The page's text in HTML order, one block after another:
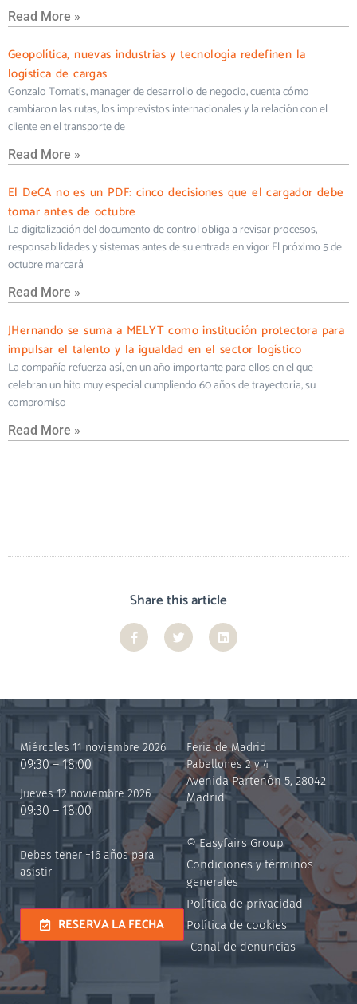
Read More »
Geopolítica, nuevas industrias y tecnología redefinen la
logística de cargas
Gonzalo Tomatis, manager de desarrollo de negocio, cuenta cómo
cambiaron las rutas, los imprevistos internacionales y la relación con el
cliente en el transporte de
Read More »
El DeCA no es un PDF: cinco decisiones que el cargador debe
tomar antes de octubre
La digitalización del documento de control obliga a revisar procesos,
responsabilidades y sistemas antes de su entrada en vigor El próximo 5 de
octubre marcará
Read More »
JHernando se suma a MELYT como institución protectora para
impulsar el talento y la igualdad en el sector logístico
La compañía refuerza así, en un año importante para ellos en el que
celebran un hito muy especial cumpliendo 60 años de trayectoria, su
compromiso
Read More »
Share this article
Miércoles 11 noviembre 2026
09:30 – 18:00
Jueves 12 noviembre 2026
09:30 – 18:00
Debes tener +16 años para
asistir
RESERVA LA FECHA
Feria de Madrid
Pabellones 2 y 4
Avenida Partenón 5, 28042
Madrid
© Easyfairs Group
Condiciones y términos
generales
Política de privacidad
Política de cookies
Canal de denuncias